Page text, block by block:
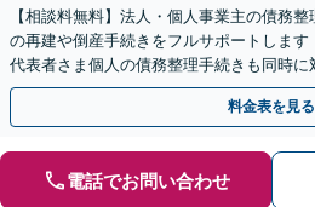
【相談料無料】法人・個人事業主の債務
の再建や倒産手続きをフルサポートします
代表者さま個人の債務整理手続きも同時
払い応相談】【夜間・休日相談可】
料金表を見る
電話でお問い合わせ